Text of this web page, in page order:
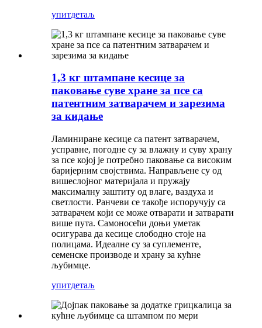
упитдетаљ
1,3 кг штампане кесице за
паковање суве хране за псе са
патентним затварачем и зарезима
за кидање
Ламиниране кесице са патент затварачем,
усправне, погодне су за влажну и суву храну
за псе којој је потребно паковање са високим
баријерним својствима. Направљене су од
вишеслојног материјала и пружају
максималну заштиту од влаге, ваздуха и
светлости. Ранчеви се такође испоручују са
затварачем који се може отварати и затварати
више пута. Самоносећи доњи уметак
осигурава да кесице слободно стоје на
полицама. Идеалне су за суплементе,
семенске производе и храну за кућне
љубимце.
упитдетаљ